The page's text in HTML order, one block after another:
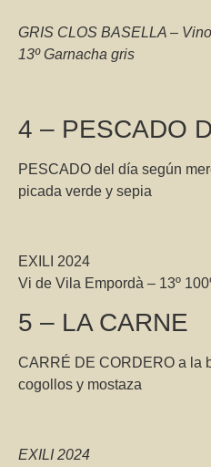
GRIS CLOS BASELLA –
13º Garnacha gris
4 – PESCADO
PESCADO del día según
picada verde y sepia
EXILI 2024
Vi de Vila Empordà – 13º
5 – LA CARNE
CARRÉ DE CORDERO a la
cogollos y mostaza
EXILI 2024